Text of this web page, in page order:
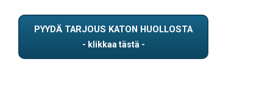
PYYDÄ TARJOUS KATON HUOLLOSTA